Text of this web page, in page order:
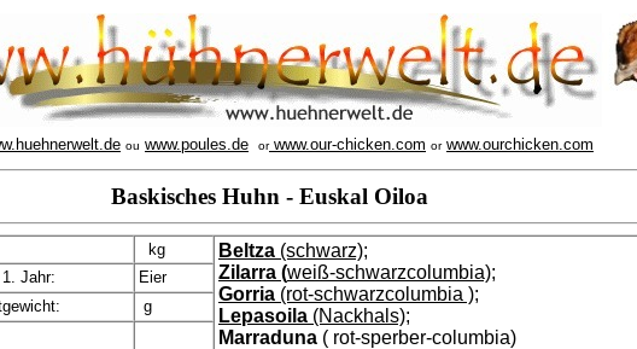
ou www.poules.de orwww.our-chicken.com or www.ourchicken.com
Baskisches Huhn - Euskal Oiloa
kg Beltza (schwarz);
Zilarra (weiß-schwarzcolumbia);
Gorria (rot-schwarzcolumbia );
Lepasoila (Nackhals);
Marraduna ( rot-sperber-columbia)
Jahr:
Eier
g